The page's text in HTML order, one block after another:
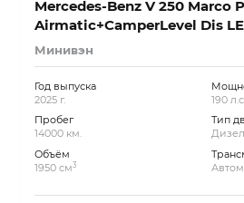
Mercedes-Benz V 250 Marco
Airmatic+CamperLevel Dis
Минивэн
Год выпуска
2025 г.
Пробег
14000 км.
Объём
1950 см3
190
Тип